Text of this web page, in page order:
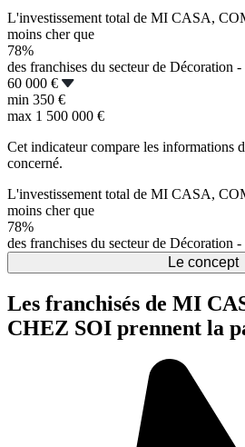
L'investissement total de MI CASA,
moins cher que
78%
des franchises du secteur de Décoration
60 000 €
min 350 €
max 1 500 000 €
Cet indicateur compare les informations
concerné.
L'investissement total de MI CASA,
moins cher que
78%
des franchises du secteur de Décoration
Le concept
Les franchisés de MI
CHEZ SOI prennent la